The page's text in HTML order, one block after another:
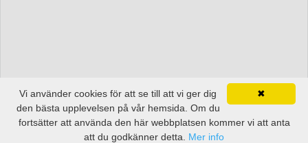
✖
Vi använder cookies för att se till att vi ger dig
den bästa upplevelsen på vår hemsida. Om du
fortsätter att använda den här webbplatsen kommer vi att anta
att du godkänner detta. Mer info